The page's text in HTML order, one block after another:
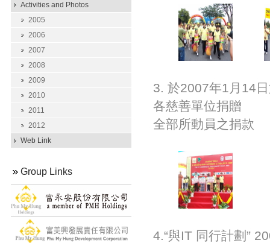
Activities and Photos
2005
2006
2007
2008
2009
2010
2011
2012
Web Link
Group Links
3. 於2007年1月14
各慈善單位捐贈
全部所動員之捐款
4.“與IT 同行計劃”